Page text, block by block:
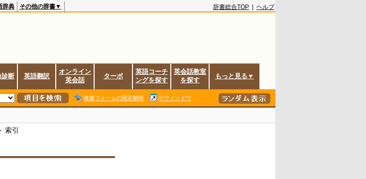
辞典 その他の辞書▼ 辞書総合TOP ヘルプ
診断 英語翻訳
オンライン
英会話
ターボ
英語コーチ
ングを探す
英会話教室
を探す
もっと見る▼
検索フォームの固定解除 小ウィンドウ
索引